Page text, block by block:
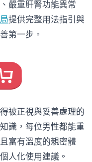
嚴重肝腎功能異常
提供完整用法指引與
第一步。
被正視與妥善處理的
識，每位男性都能重
富有溫度的親密體
人化使用建議。